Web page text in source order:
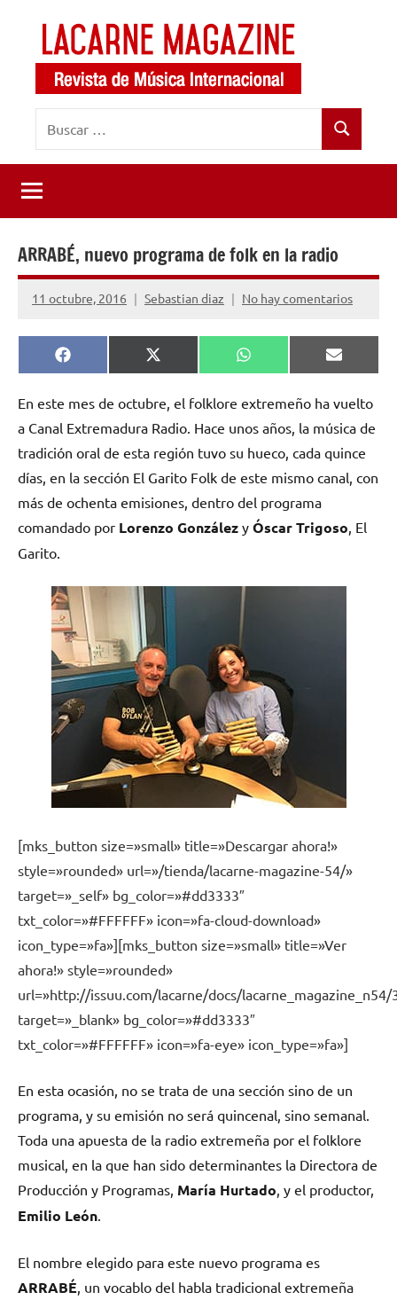
contenido
LaCarne
Magazine
de
música
internacional
Buscar
ARRABÉ, nuevo programa de folk en la radio
11 octubre, 2016 Sebastian diaz No hay comentarios
Compartir
en
Facebook
Compartir
en
X
(Twitter)
Compartir
en
WhatsApp
en
Email
En este mes de octubre, el folklore extremeño ha vuelto
a Canal Extremadura Radio. Hace unos años, la música de
tradición oral de esta región tuvo su hueco, cada quince
días, en la sección El Garito Folk de este mismo canal, con
más de ochenta emisiones, dentro del programa
comandado por Lorenzo González y Óscar Trigoso , El
Garito.
[mks_button size=»small» title=»Descargar ahora!»
style=»rounded» url=»/tienda/lacarne-magazine-54/»
target=»_self» bg_color=»#dd3333″
txt_color=»#FFFFFF» icon=»fa-cloud-download»
icon_type=»fa»][mks_button size=»small» title=»Ver
ahora!» style=»rounded»
url=»http://issuu.com/lacarne/docs/lacarne_magazine_n54/
target=»_blank» bg_color=»#dd3333″
txt_color=»#FFFFFF» icon=»fa-eye» icon_type=»fa»]
En esta ocasión, no se trata de una sección sino de un
programa, y su emisión no será quincenal, sino semanal.
Toda una apuesta de la radio extremeña por el folklore
musical, en la que han sido determinantes la Directora de
Producción y Programas, María Hurtado , y el productor,
Emilio León
El nombre elegido para este nuevo programa es
ARRABÉ , un vocablo del habla tradicional extremeña